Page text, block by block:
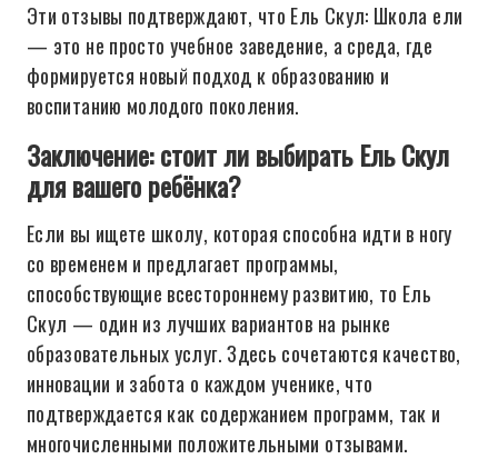
Эти отзывы подтверждают, что Ель Скул: Школа ели
— это не просто учебное заведение, а среда, где
формируется новый подход к образованию и
воспитанию молодого поколения.
Заключение: стоит ли выбирать Ель Скул
для вашего ребёнка?
Если вы ищете школу, которая способна идти в ногу
со временем и предлагает программы,
способствующие всестороннему развитию, то Ель
Скул — один из лучших вариантов на рынке
образовательных услуг. Здесь сочетаются качество,
инновации и забота о каждом ученике, что
подтверждается как содержанием программ, так и
многочисленными положительными отзывами.